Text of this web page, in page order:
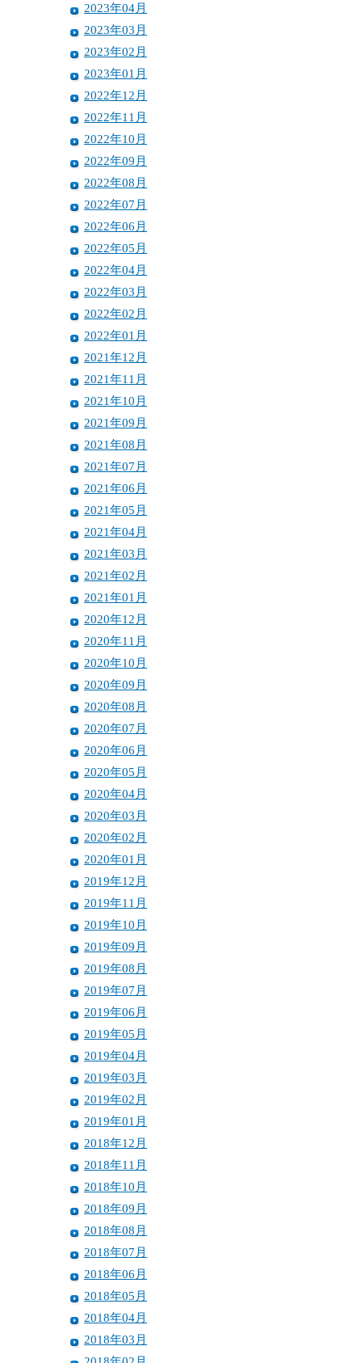
2023年04月
2023年03月
2023年02月
2023年01月
2022年12月
2022年11月
2022年10月
2022年09月
2022年08月
2022年07月
2022年06月
2022年05月
2022年04月
2022年03月
2022年02月
2022年01月
2021年12月
2021年11月
2021年10月
2021年09月
2021年08月
2021年07月
2021年06月
2021年05月
2021年04月
2021年03月
2021年02月
2021年01月
2020年12月
2020年11月
2020年10月
2020年09月
2020年08月
2020年07月
2020年06月
2020年05月
2020年04月
2020年03月
2020年02月
2020年01月
2019年12月
2019年11月
2019年10月
2019年09月
2019年08月
2019年07月
2019年06月
2019年05月
2019年04月
2019年03月
2019年02月
2019年01月
2018年12月
2018年11月
2018年10月
2018年09月
2018年08月
2018年07月
2018年06月
2018年05月
2018年04月
2018年03月